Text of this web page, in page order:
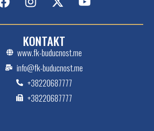
KONTAKT
www.fk-buducnost.me
info@fk-buducnost.me
+38220687777
+38220687777